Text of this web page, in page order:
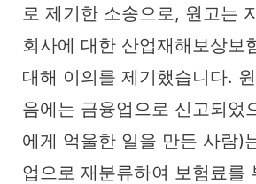
로 제기한 소송으로, 원고는
회사에 대한 산업재해보상보
대해 이의를 제기했습니다.
음에는 금융업으로 신고되었
에게 억울한 일을 만든 사람)
업으로 재분류하여 보험료를